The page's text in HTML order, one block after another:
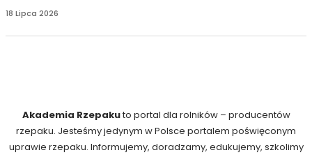
18 Lipca 2026
Akademia Rzepakuto portal dla rolników – producentów
rzepaku. Jesteśmy jedynym w Polsce portalem poświęconym
uprawie rzepaku. Informujemy, doradzamy, edukujemy, szkolimy